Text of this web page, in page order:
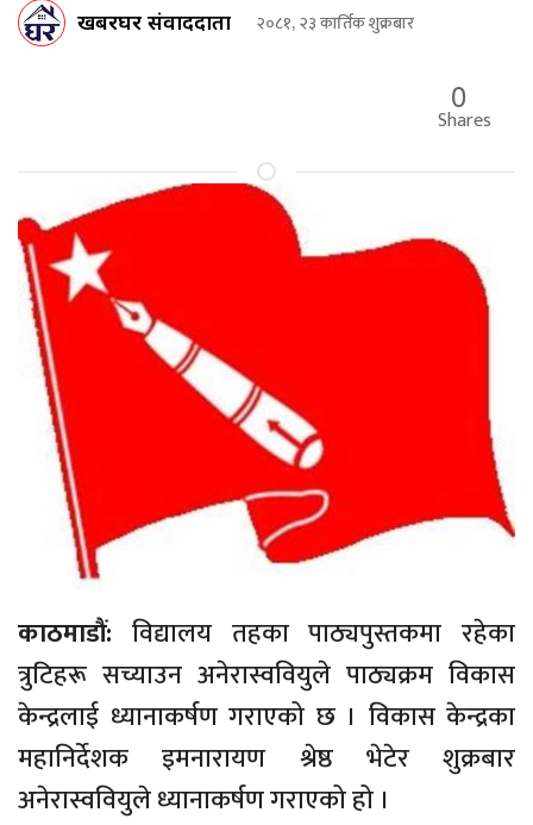
खबरघर संवाददाता २०८१, २३ कार्तिक शुक्रबार
0
Shares
काठमाडौं: विद्यालय तहका पाठ्यपुस्तकमा रहेका
त्रुटिहरू सच्याउन अनेरास्ववियुले पाठ्यक्रम विकास
केन्द्रलाई ध्यानाकर्षण गराएको छ । विकास केन्द्रका
महानिर्देशक इमनारायण श्रेष्ठ भेटेर शुक्रबार
अनेरास्ववियुले ध्यानाकर्षण गराएको हो ।